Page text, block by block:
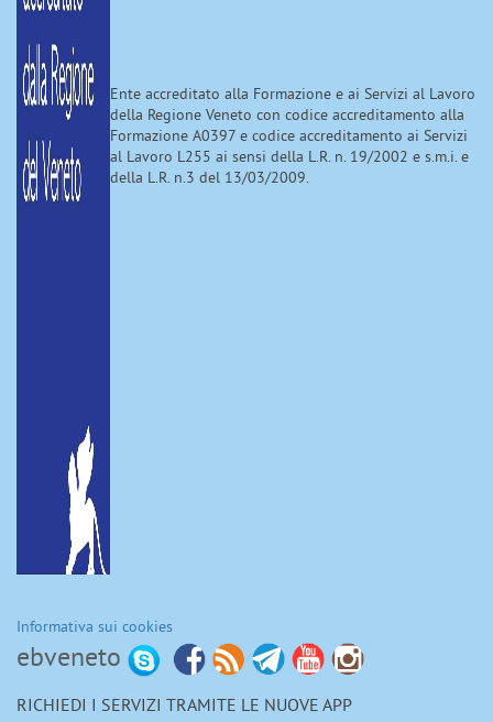
Ente accreditato alla Formazione e ai Servizi al Lavoro
della Regione Veneto con codice accreditamento alla
Formazione A0397 e codice accreditamento ai Servizi
al Lavoro L255 ai sensi della L.R. n. 19/2002 e s.m.i. e
della L.R. n.3 del 13/03/2009.
Informativa sui cookies
ebveneto
RICHIEDI I SERVIZI TRAMITE LE NUOVE APP